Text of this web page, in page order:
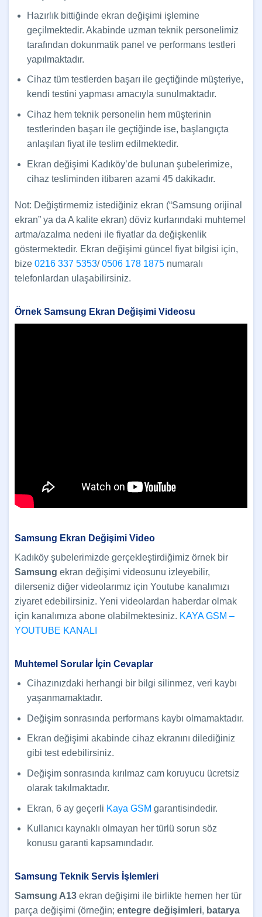
Hazırlık bittiğinde ekran değişimi işlemine
geçilmektedir. Akabinde uzman teknik personelimiz
tarafından dokunmatik panel ve performans testleri
yapılmaktadır.
Cihaz tüm testlerden başarı ile geçtiğinde müşteriye,
kendi testini yapması amacıyla sunulmaktadır.
Cihaz hem teknik personelin hem müşterinin
testlerinden başarı ile geçtiğinde ise, başlangıçta
anlaşılan fiyat ile teslim edilmektedir.
Ekran değişimi Kadıköy’de bulunan şubelerimize,
cihaz tesliminden itibaren azami 45 dakikadır.
Not: Değiştirmemiz istediğiniz ekran (“Samsung orijinal
ekran” ya da A kalite ekran) döviz kurlarındaki muhtemel
artma/azalma nedeni ile fiyatlar da değişkenlik
göstermektedir. Ekran değişimi güncel fiyat bilgisi için,
bize 0216 337 5353/0506 178 1875 numaralı
telefonlardan ulaşabilirsiniz.
Örnek Samsung Ekran Değişimi Videosu
Samsung Ekran Değişimi Video
Kadıköy şubelerimizde gerçekleştirdiğimiz örnek bir
Samsung ekran değişimi videosunu izleyebilir,
dilerseniz diğer videolarımız için Youtube kanalımızı
ziyaret edebilirsiniz. Yeni videolardan haberdar olmak
için kanalımıza abone olabilmektesiniz. KAYA GSM –
YOUTUBE KANALI
Muhtemel Sorular İçin Cevaplar
Cihazınızdaki herhangi bir bilgi silinmez, veri kaybı
yaşanmamaktadır.
Değişim sonrasında performans kaybı olmamaktadır.
Ekran değişimi akabinde cihaz ekranını dilediğiniz
gibi test edebilirsiniz.
Değişim sonrasında kırılmaz cam koruyucu ücretsiz
olarak takılmaktadır.
Ekran, 6 ay geçerli Kaya GSM garantisindedir.
Kullanıcı kaynaklı olmayan her türlü sorun söz
konusu garanti kapsamındadır.
Samsung Teknik Servis İşlemleri
Samsung A13 ekran değişimi ile birlikte hemen her tür
parça değişimi (örneğin; entegre değişimleri, batarya